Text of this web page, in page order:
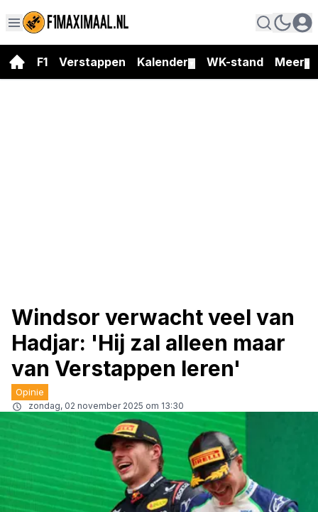
F1 Verstappen Kalender WK-stand Meer
Windsor verwacht veel van
Hadjar: 'Hij zal alleen maar
van Verstappen leren'
Opinie
zondag, 02 november 2025 om 13:30